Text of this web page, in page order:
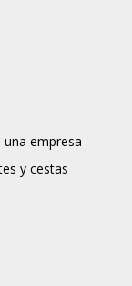
una empresa
y cestas